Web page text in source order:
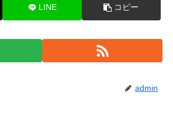
LINE コピー
admin